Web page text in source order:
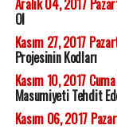
Aralık 04, 2017
Ol
Kasım 27, 2017
Projesinin Kodları
Kasım 10, 2017 Cuma
Masumiyeti Tehdit
Kasım 06, 2017